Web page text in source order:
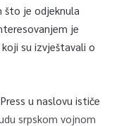
što je odjeknula
je
su izvještavali o
u naslovu ističe
srpskom vojnom